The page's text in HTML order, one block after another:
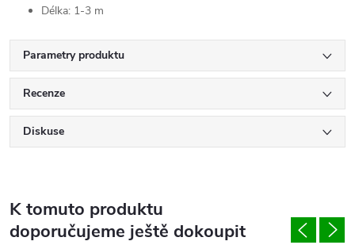
Délka: 1-3 m
Parametry produktu
Recenze
Diskuse
K tomuto produktu
doporučujeme ještě dokoupit